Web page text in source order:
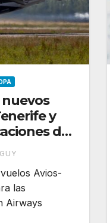
y
de
Avios-
las
Airways